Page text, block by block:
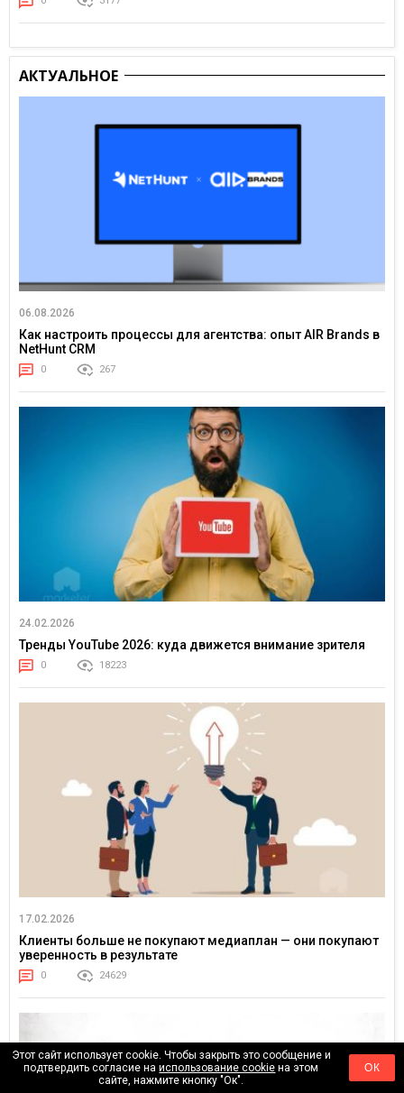
АКТУАЛЬНОЕ
06.08.2026
Как настроить процессы для агентства: опыт AIR Brands в
NetHunt CRM
0 267
24.02.2026
Тренды YouTube 2026: куда движется внимание зрителя
0 18223
17.02.2026
Клиенты больше не покупают медиаплан — они покупают
уверенность в результате
0 24629
Этот сайт использует cookie. Чтобы закрыть это сообщение и
подтвердить согласие наиспользование cookie на этом
сайте, нажмите кнопку "Ок".
ОК